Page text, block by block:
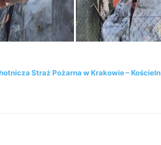
Straż Pożarna w Krakowie –